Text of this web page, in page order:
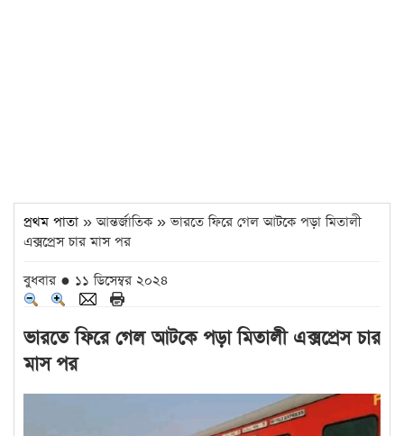
প্রথম পাতা » আন্তর্জাতিক » ভারতে ফিরে গেল আটকে পড়া মিতালী
এক্সপ্রেস চার মাস পর
বুধবার ● ১১ ডিসেম্বর ২০২৪
ভারতে ফিরে গেল আটকে পড়া মিতালী এক্সপ্রেস চার
মাস পর